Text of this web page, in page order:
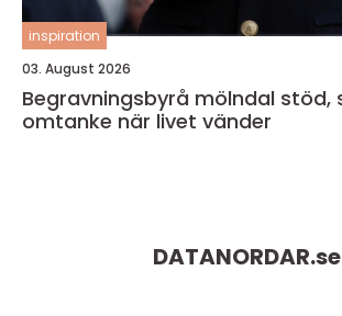
inspiration
03. August 2026
Begravningsbyrå mölndal stöd, struktur och
omtanke när livet vänder
DATANORDAR.se